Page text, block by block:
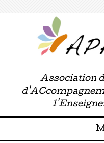
Association